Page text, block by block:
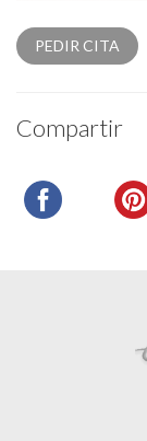
PEDIR CITA
Compartir